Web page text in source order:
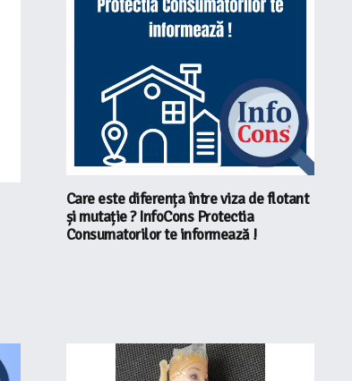
Care este diferența între viza de flotant
și mutație ? InfoCons Protectia
Consumatorilor te informează !